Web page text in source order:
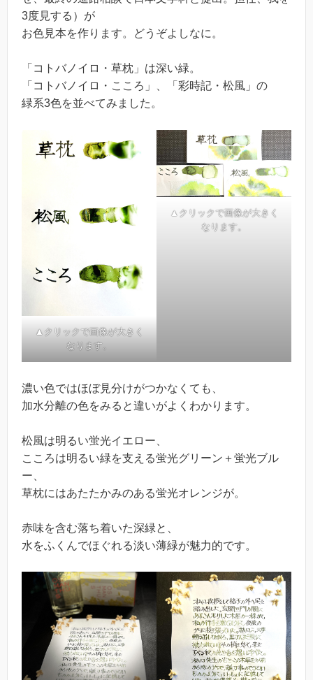
3度見する）が
お色見本を作ります。どうぞよしなに。
「コトバノイロ・草枕」は深い緑。
「コトバノイロ・こころ」、「彩時記・松風」の
緑系3色を並べてみました。
▲クリックで画像が大きく
なります。
▲クリックで画像が大きく
なります。
濃い色ではほぼ見分けがつかなくても、
加水分離の色をみると違いがよくわかります。
松風は明るい蛍光イエロー、
こころは明るい緑を支える蛍光グリーン＋蛍光ブル
ー、
草枕にはあたたかみのある蛍光オレンジが。
赤味を含む落ち着いた深緑と、
水をふくんでほぐれる淡い薄緑が魅力的です。